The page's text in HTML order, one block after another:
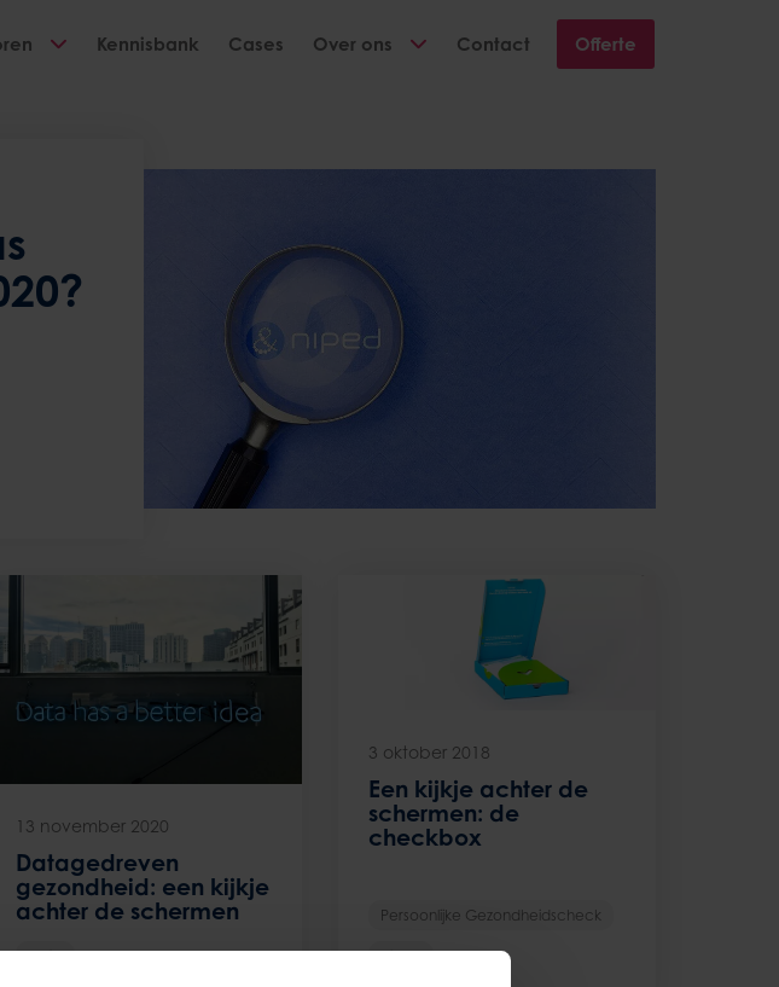
Kennisbank Cases Over ons Contact Offerte
13 november 2020
Datagedreven
gezondheid: een kijkje
achter de schermen
Data
3 oktober 2018
Een kijkje achter de
schermen: de
checkbox
Persoonlijke Gezondheidscheck
Video